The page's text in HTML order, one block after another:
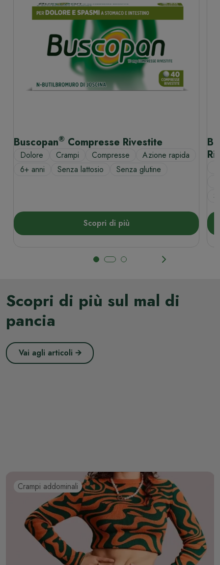
Buscopan® Compresse Rivestite
Dolore Crampi Compresse
Azione rapida
6+ anni
Senza lattosio Senza glutine
Scopri di più
Scopri di più sul mal di
pancia
Vai agli articoli 🡪
Crampi addominali